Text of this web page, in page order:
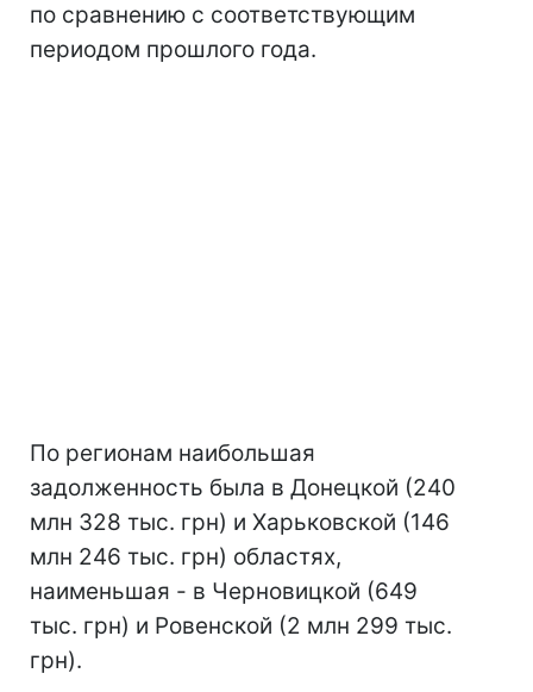
по сравнению с соответствующим
периодом прошлого года.
По регионам наибольшая
задолженность была в Донецкой (240
млн 328 тыс. грн) и Харьковской (146
млн 246 тыс. грн) областях,
наименьшая - в Черновицкой (649
тыс. грн) и Ровенской (2 млн 299 тыс.
грн).